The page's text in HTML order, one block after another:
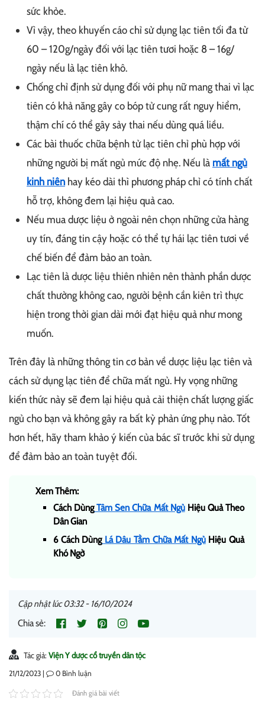
sức khỏe.
Vì vậy, theo khuyến cáo chỉ sử dụng lạc tiên tối đa từ
60 – 120g/ngày đối với lạc tiên tươi hoặc 8 – 16g/
ngày nếu là lạc tiên khô.
Chống chỉ định sử dụng đối với phụ nữ mang thai vì lạc
tiên có khả năng gây co bóp tử cung rất nguy hiểm,
thậm chí có thể gây sảy thai nếu dùng quá liều.
Các bài thuốc chữa bệnh tử lạc tiên chỉ phù hợp với
những người bị mất ngủ mức độ nhẹ. Nếu là mất ngủ
kinh niên hay kéo dài thì phương pháp chỉ có tính chất
hỗ trợ, không đem lại hiệu quả cao.
Nếu mua dược liệu ở ngoài nên chọn những cửa hàng
uy tín, đáng tin cậy hoặc có thể tự hái lạc tiên tươi về
chế biến để đảm bảo an toàn.
Lạc tiên là dược liệu thiên nhiên nên thành phần dược
chất thường không cao, người bệnh cần kiên trì thực
hiện trong thời gian dài mới đạt hiệu quả như mong
muốn.
Trên đây là những thông tin cơ bản về dược liệu lạc tiên và
cách sử dụng lạc tiên để chữa mất ngủ. Hy vọng những
kiến thức này sẽ đem lại hiệu quả cải thiện chất lượng giấc
ngủ cho bạn và không gây ra bất kỳ phản ứng phụ nào. Tốt
hơn hết, hãy tham khảo ý kiến của bác sĩ trước khi sử dụng
để đảm bảo an toàn tuyệt đối.
Xem Thêm:
Cách DùngTâm Sen Chữa Mất NgủHiệu Quả Theo
Dân Gian
6 Cách DùngLá Dâu Tằm Chữa Mất NgủHiệu Quả
Khó Ngờ
Cập nhật lúc 03:32 - 16/10/2024
Chia sẻ:
Tác giả: Viện Y dược cổ truyền dân tộc
21/12/2023 | 0 Bình luận
Đánh giá bài viết